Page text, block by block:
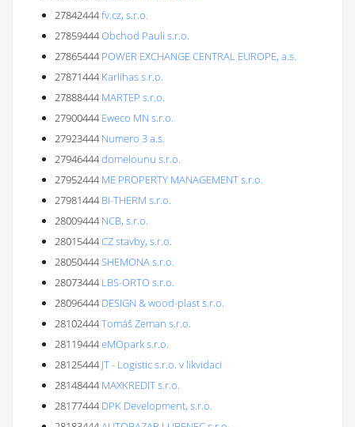
27842444fv.cz, s.r.o.
27859444Obchod Pauli s.r.o.
27865444 POWER EXCHANGE CENTRAL EUROPE, a.s.
27871444 Karlihas s.r.o.
27888444 MARTEP s.r.o.
27900444 Eweco MN s.r.o.
27923444 Numero 3 a.s.
27946444domelounu s.r.o.
27952444 ME PROPERTY MANAGEMENT s.r.o.
27981444 BI-THERM s.r.o.
28009444 NCB, s.r.o.
28015444CZ stavby, s.r.o.
28050444SHEMONA s.r.o.
28073444 LBS-ORTO s.r.o.
28096444 DESIGN & wood-plast s.r.o.
28102444Tomáš Zeman s.r.o.
28119444eMOpark s.r.o.
28125444 JT - Logistic s.r.o. v likvidaci
28148444 MAXKREDIT s.r.o.
28177444 DPK Development, s.r.o.